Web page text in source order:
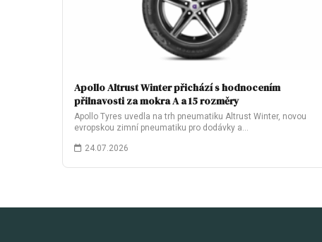
Apollo Altrust Winter přichází s hodnocením
přilnavosti za mokra A a 15 rozměry
Apollo Tyres uvedla na trh pneumatiku Altrust Winter, novou
evropskou zimní pneumatiku pro dodávky a…
24.07.2026